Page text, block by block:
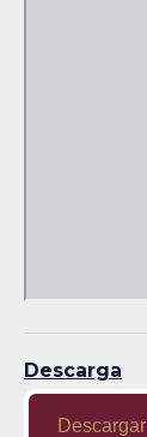
Descarga
Descargar